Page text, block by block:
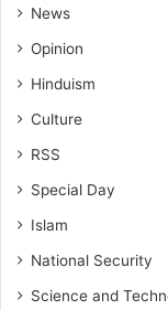
News
Opinion
Hinduism
Culture
RSS
Special Day
Islam
National Security
Science and